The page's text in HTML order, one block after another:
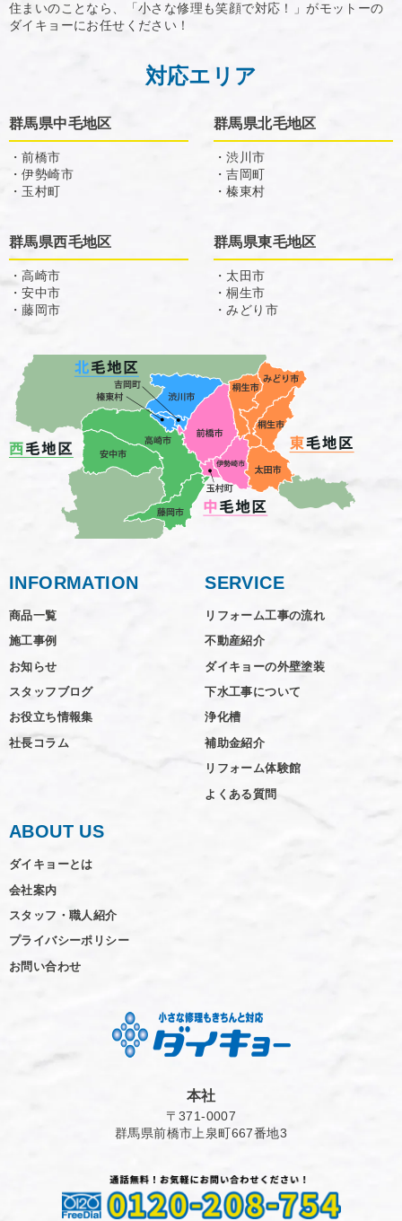
住まいのことなら、「小さな修理も笑顔で対応！」がモットーの
ダイキョーにお任せください！
対応エリア
群馬県中毛地区
・前橋市
・伊勢崎市
・玉村町
群馬県北毛地区
・渋川市
・吉岡町
・榛東村
群馬県西毛地区
・高崎市
・安中市
・藤岡市
群馬県東毛地区
・太田市
・桐生市
・みどり市
INFORMATION
商品一覧
施工事例
お知らせ
スタッフブログ
お役立ち情報集
社長コラム
SERVICE
リフォーム工事の流れ
不動産紹介
ダイキョーの外壁塗装
下水工事について
浄化槽
補助金紹介
リフォーム体験館
よくある質問
ABOUT US
ダイキョーとは
会社案内
スタッフ・職人紹介
プライバシーポリシー
お問い合わせ
本社
〒371-0007
群馬県前橋市上泉町667番地3